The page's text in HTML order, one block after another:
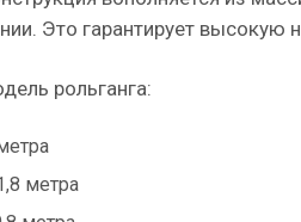
Это гарантирует высокую
рольганга:
метра